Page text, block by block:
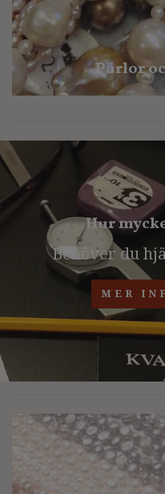
Pärlor
Hur
Behöver du
MER